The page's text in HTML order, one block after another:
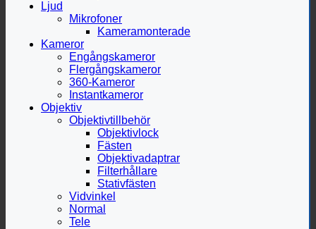
Ljud
Mikrofoner
Kameramonterade
Kameror
Engångskameror
Flergångskameror
360-Kameror
Instantkameror
Objektiv
Objektivtillbehör
Objektivlock
Fästen
Objektivadaptrar
Filterhållare
Stativfästen
Vidvinkel
Normal
Tele